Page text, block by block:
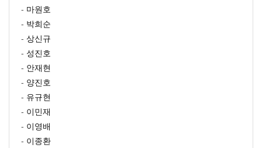
- 마원호
- 박희순
- 상신규
- 성진호
- 안재현
- 양진호
- 유규현
- 이민재
- 이영배
- 이종환